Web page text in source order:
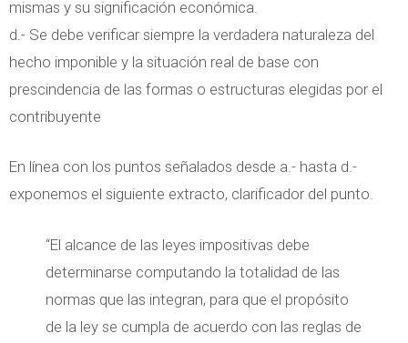
mismas y su significación económica.
d.- Se debe verificar siempre la verdadera naturaleza del
hecho imponible y la situación real de base con
prescindencia de las formas o estructuras elegidas por el
contribuyente
En línea con los puntos señalados desde a.- hasta d.-
exponemos el siguiente extracto, clarificador del punto.
“El alcance de las leyes impositivas debe
determinarse computando la totalidad de las
normas que las integran, para que el propósito
de la ley se cumpla de acuerdo con las reglas de